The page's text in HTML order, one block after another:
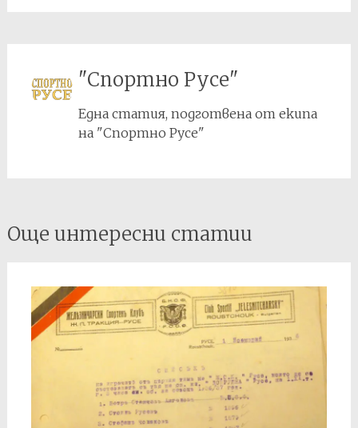
"Спортно Русе"
Една статия, подготвена от екипа
на "Спортно Русе"
Post
navigation
Още интересни статии